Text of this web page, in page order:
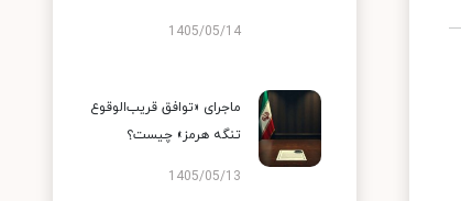
1405/05/14
ماجرای «توافق قریب‌الوقوع
تنگه هرمز» چیست؟
1405/05/13